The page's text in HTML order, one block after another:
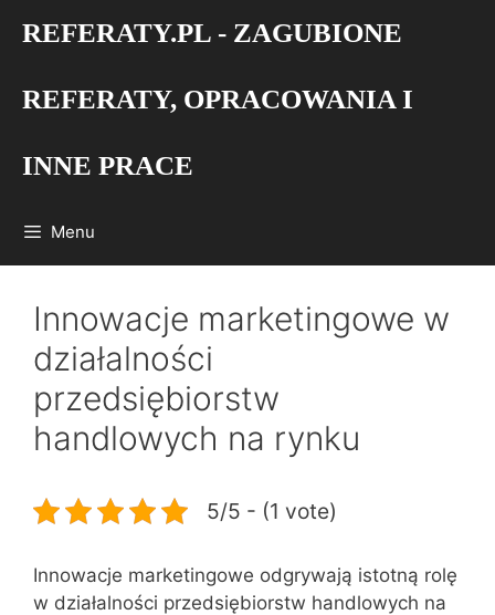
REFERATY.PL - ZAGUBIONE
REFERATY, OPRACOWANIA I
INNE PRACE
Menu
Innowacje marketingowe w
działalności
przedsiębiorstw
handlowych na rynku
5/5 - (1 vote)
Innowacje marketingowe odgrywają istotną rolę
w działalności przedsiębiorstw handlowych na